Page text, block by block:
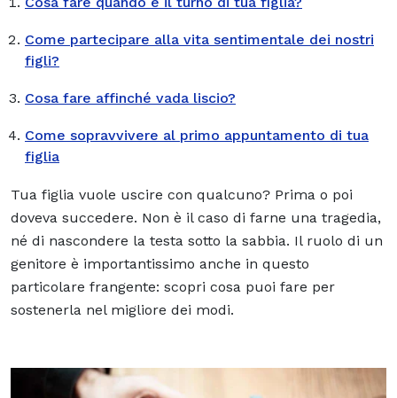
Come partecipare alla vita sentimentale dei nostri
figli?
Cosa fare affinché vada liscio?
Come sopravvivere al primo appuntamento di tua
figlia
Tua figlia vuole uscire con qualcuno? Prima o poi
doveva succedere. Non è il caso di farne una tragedia,
né di nascondere la testa sotto la sabbia. Il ruolo di un
genitore è importantissimo anche in questo
particolare frangente: scopri cosa puoi fare per
sostenerla nel migliore dei modi.